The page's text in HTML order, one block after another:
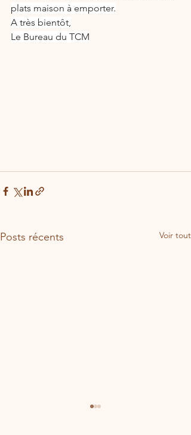
plats maison à emporter.
A très bientôt,
Le Bureau du TCM
Posts récents Voir tout